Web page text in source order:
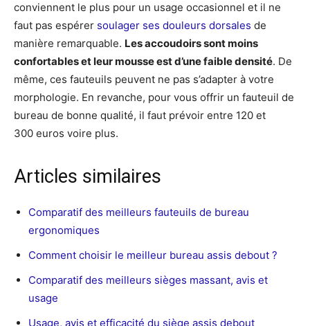
conviennent le plus pour un usage occasionnel et il ne
faut pas espérer soulager ses douleurs dorsales de
manière remarquable. Les accoudoirs sont moins
confortables et leur mousse est d’une faible densité. De
même, ces fauteuils peuvent ne pas s’adapter à votre
morphologie. En revanche, pour vous offrir un fauteuil de
bureau de bonne qualité, il faut prévoir entre 120 et
300 euros voire plus.
Articles similaires
Comparatif des meilleurs fauteuils de bureau
ergonomiques
Comment choisir le meilleur bureau assis debout ?
Comparatif des meilleurs sièges massant, avis et
usage
Usage, avis et efficacité du siège assis debout